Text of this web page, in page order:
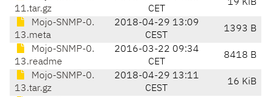
11.tar.gz
CET
19 KiB
Mojo-SNMP-0.
13.meta
2018-04-29 13:09
CEST
1393 B
Mojo-SNMP-0.
13.readme
2016-03-22 09:34
CET
8418 B
Mojo-SNMP-0.
13.tar.gz
2018-04-29 13:11
CEST
16 KiB